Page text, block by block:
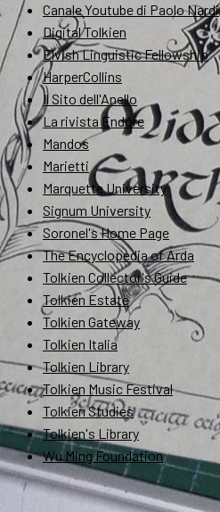
Canale Youtube di Paolo Nardi
Digital Tolkien
Elvish Linguistic Fellowship
HarperCollins
Il Sito dell'Anello
La rivista Endóre
Mandos
Marietti
Marquette University
Signum University
Soronel's Home Page
The Encyclopedia of Arda
Tolkien Collector's Guide
Tolkien Estate
Tolkien Gateway
Tolkien Italia
Tolkien Library
Tolkien Music Festival
Tolkien Studies
Tolkien's Library
Wu Ming Foundation